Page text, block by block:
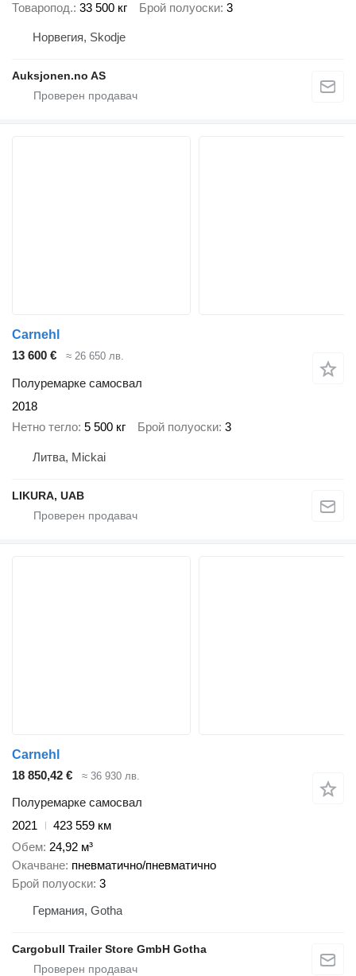
Товаропод. 33 500 кг Брой полуоски 3
Норвегия, Skodje
Auksjonen.no AS
Carnehl
13 600 €
≈ 26 650 лв.
Полуремарке самосвал
2018
Нетно тегло 5 500 кг Брой полуоски 3
Литва, Mickai
LIKURA, UAB
Carnehl
18 850,42 €
≈ 36 930 лв.
Полуремарке самосвал
2021
423 559 км
Обем 24,92 м³
Окачване пневматично/пневматично
Брой полуоски 3
Германия, Gotha
Cargobull Trailer Store GmbH Gotha